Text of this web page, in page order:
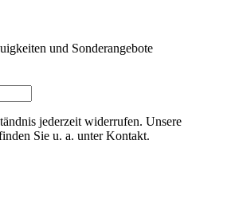
und Sonderangebote
jederzeit widerrufen. Unsere
Sie u. a. unter Kontakt.